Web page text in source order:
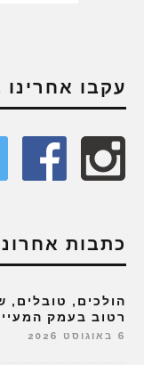
עקבו
כתבות
הולכים, טובלים,
רטוב בעמק
6 באוגוסט 2026